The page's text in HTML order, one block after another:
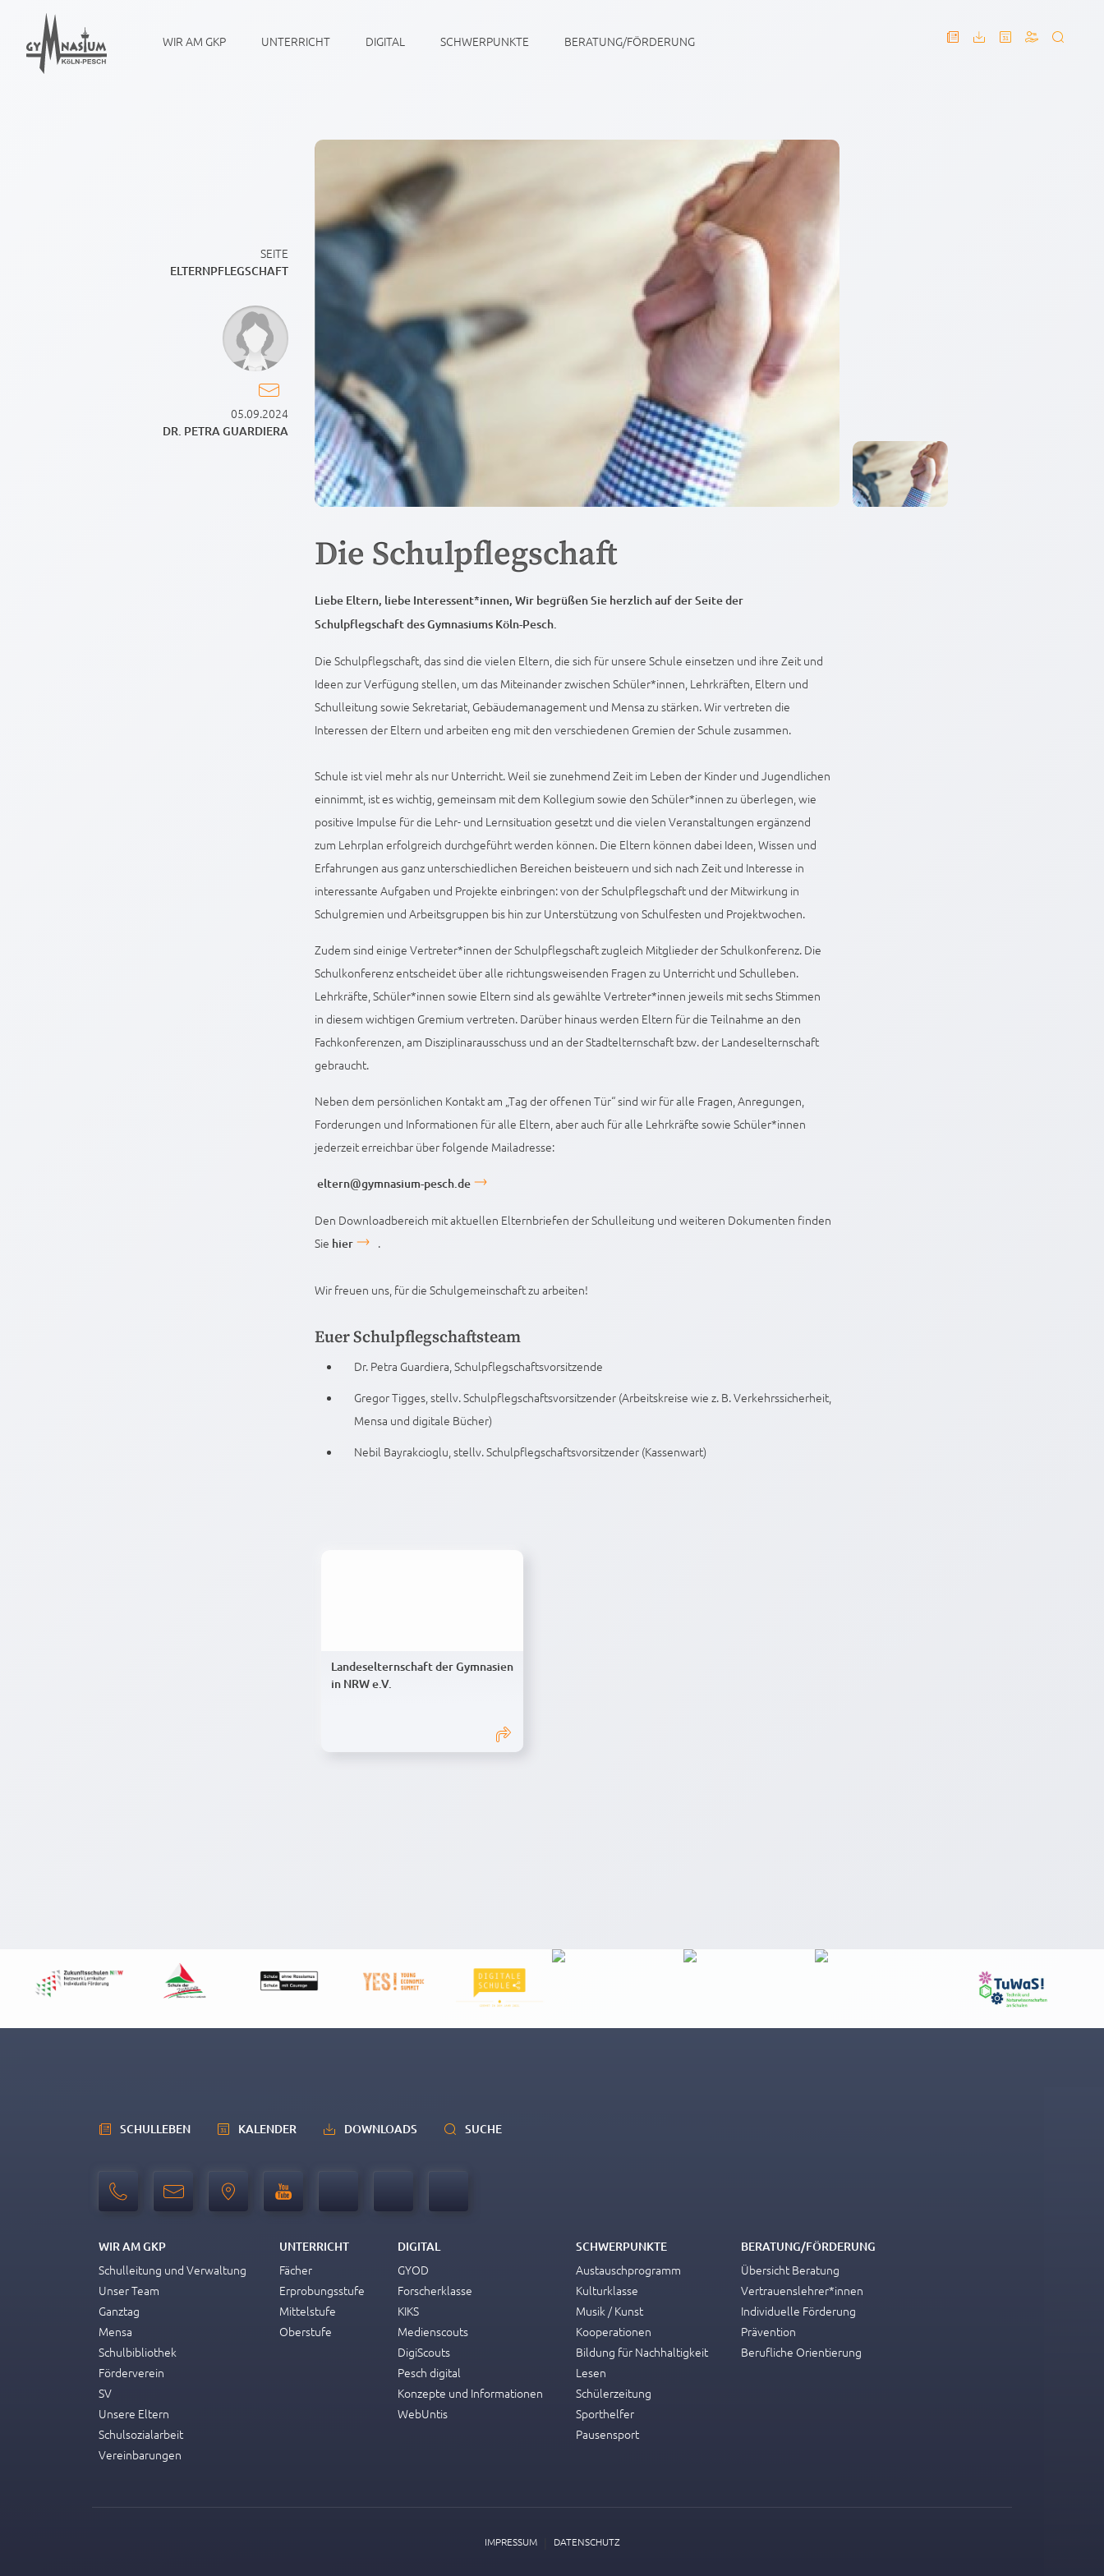
WIR AM GKP UNTERRICHT DIGITAL SCHWERPUNKTE BERATUNG/FÖRDERUNG
SEITE
ELTERNPFLEGSCHAFT
05.09.2024
DR. PETRA GUARDIERA
Die Schulpflegschaft
Liebe Eltern, liebe Interessent*innen, Wir begrüßen Sie herzlich auf der Seite der
Schulpflegschaft des Gymnasiums Köln-Pesch.
Die Schulpflegschaft, das sind die vielen Eltern, die sich für unsere Schule einsetzen und ihre Zeit und
Ideen zur Verfügung stellen, um das Miteinander zwischen Schüler*innen, Lehrkräften, Eltern und
Schulleitung sowie Sekretariat, Gebäudemanagement und Mensa zu stärken. Wir vertreten die
Interessen der Eltern und arbeiten eng mit den verschiedenen Gremien der Schule zusammen.
Schule ist viel mehr als nur Unterricht. Weil sie zunehmend Zeit im Leben der Kinder und Jugendlichen
einnimmt, ist es wichtig, gemeinsam mit dem Kollegium sowie den Schüler*innen zu überlegen, wie
positive Impulse für die Lehr- und Lernsituation gesetzt und die vielen Veranstaltungen ergänzend
zum Lehrplan erfolgreich durchgeführt werden können. Die Eltern können dabei Ideen, Wissen und
Erfahrungen aus ganz unterschiedlichen Bereichen beisteuern und sich nach Zeit und Interesse in
interessante Aufgaben und Projekte einbringen: von der Schulpflegschaft und der Mitwirkung in
Schulgremien und Arbeitsgruppen bis hin zur Unterstützung von Schulfesten und Projektwochen.
Zudem sind einige Vertreter*innen der Schulpflegschaft zugleich Mitglieder der Schulkonferenz. Die
Schulkonferenz entscheidet über alle richtungsweisenden Fragen zu Unterricht und Schulleben.
Lehrkräfte, Schüler*innen sowie Eltern sind als gewählte Vertreter*innen jeweils mit sechs Stimmen
in diesem wichtigen Gremium vertreten. Darüber hinaus werden Eltern für die Teilnahme an den
Fachkonferenzen, am Disziplinarausschuss und an der Stadtelternschaft bzw. der Landeselternschaft
gebraucht.
Neben dem persönlichen Kontakt am „Tag der offenen Tür“ sind wir für alle Fragen, Anregungen,
Forderungen und Informationen für alle Eltern, aber auch für alle Lehrkräfte sowie Schüler*innen
jederzeit erreichbar über folgende Mailadresse:
eltern@gymnasium-pesch.de
Den Downloadbereich mit aktuellen Elternbriefen der Schulleitung und weiteren Dokumenten finden
Sie hier .
Wir freuen uns, für die Schulgemeinschaft zu arbeiten!
Euer Schulpflegschaftsteam
Dr. Petra Guardiera, Schulpflegschaftsvorsitzende
Gregor Tigges, stellv. Schulpflegschaftsvorsitzender (Arbeitskreise wie z. B. Verkehrssicherheit,
Mensa und digitale Bücher)
Nebil Bayrakcioglu, stellv. Schulpflegschaftsvorsitzender (Kassenwart)
Landeselternschaft der Gymnasien
in NRW e.V.
SCHULLEBEN KALENDER DOWNLOADS SUCHE
WIR AM GKP
Schulleitung und Verwaltung
Unser Team
Ganztag
Mensa
Schulbibliothek
Förderverein
SV
Unsere Eltern
Schulsozialarbeit
Vereinbarungen
UNTERRICHT
Fächer
Erprobungsstufe
Mittelstufe
Oberstufe
DIGITAL
GYOD
Forscherklasse
KIKS
Medienscouts
DigiScouts
Pesch digital
Konzepte und Informationen
WebUntis
SCHWERPUNKTE
Austauschprogramm
Kulturklasse
Musik / Kunst
Kooperationen
Bildung für Nachhaltigkeit
Lesen
Schülerzeitung
Sporthelfer
Pausensport
BERATUNG/FÖRDERUNG
Übersicht Beratung
Vertrauenslehrer*innen
Individuelle Förderung
Prävention
Berufliche Orientierung
IMPRESSUM DATENSCHUTZ